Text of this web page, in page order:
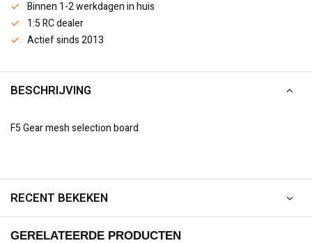
Binnen 1-2 werkdagen in huis
1:5 RC dealer
Actief sinds 2013
BESCHRIJVING
F5 Gear mesh selection board
RECENT BEKEKEN
GERELATEERDE PRODUCTEN